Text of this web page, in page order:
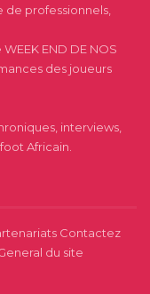
professionnels,
END DE NOS
des joueurs
interviews,
Africain.
Contactez
du site